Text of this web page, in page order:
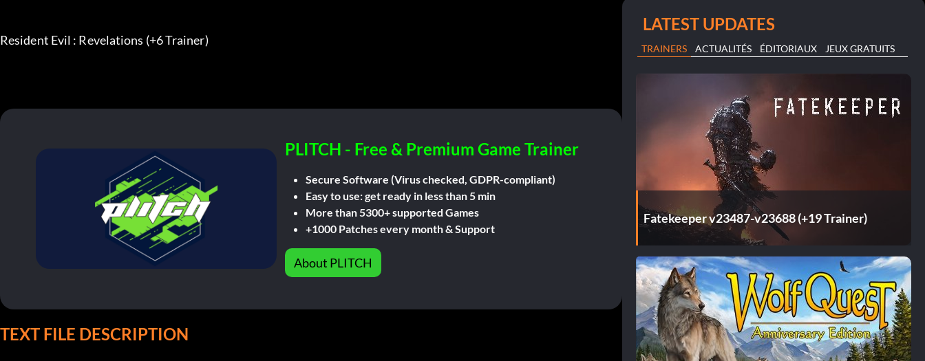
Resident Evil : Revelations (+6 Trainer)
PLITCH - Free & Premium Game Trainer
Secure Software (Virus checked, GDPR-compliant)
Easy to use: get ready in less than 5 min
More than 5300+ supported Games
+1000 Patches every month & Support
About PLITCH
TEXT FILE DESCRIPTION
LATEST UPDATES
TRAINERS ACTUALITÉS ÉDITORIAUX JEUX GRATUITS
Fatekeeper v23487-v23688 (+19 Trainer)